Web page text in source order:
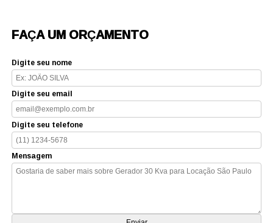
FAÇA UM ORÇAMENTO
Digite seu nome
Digite seu email
Digite seu telefone
Mensagem